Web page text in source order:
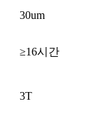
30um
≥16시간
3T